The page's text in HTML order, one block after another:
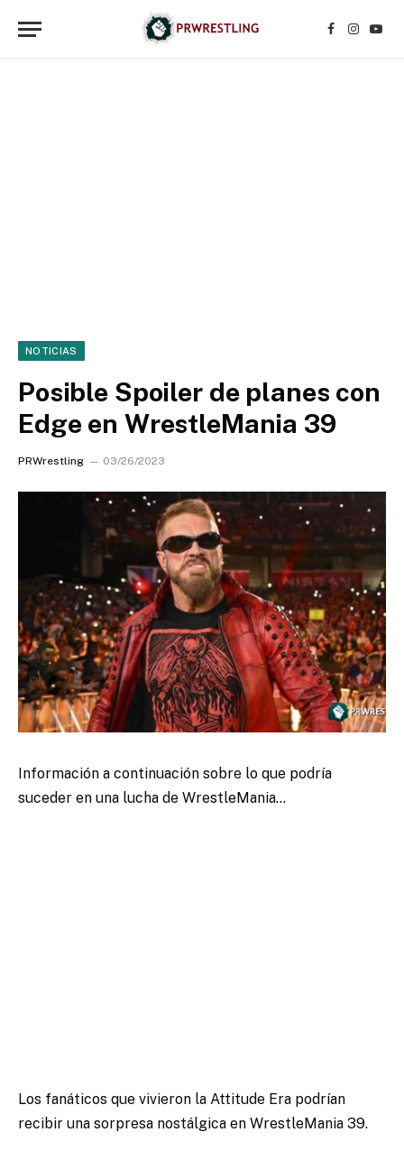
Facebook
NOTICIAS
Posible Spoiler de planes con
Edge en WrestleMania 39
PRWrestling 03/26/2023
Información a continuación sobre lo que podría
suceder en una lucha de WrestleMania…
Los fanáticos que vivieron la Attitude Era podrían
recibir una sorpresa nostálgica en WrestleMania 39.